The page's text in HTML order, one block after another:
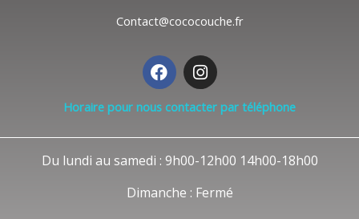
Contact@cococouche.fr
F
a
c
e
o
I
n
s
t
r
m
Horaire pour nous contacter par téléphone
Du lundi au samedi : 9h00-12h00 14h00-18h00
Dimanche : Fermé